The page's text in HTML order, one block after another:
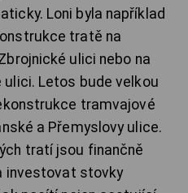
Loni byla například
tratě na
ulici nebo na
Letos bude velkou
tramvajové
a Přemyslovy ulice.
tratí jsou finančně
investovat stovky